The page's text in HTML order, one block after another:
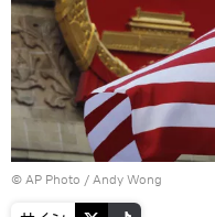
© AP Photo / Andy Wong